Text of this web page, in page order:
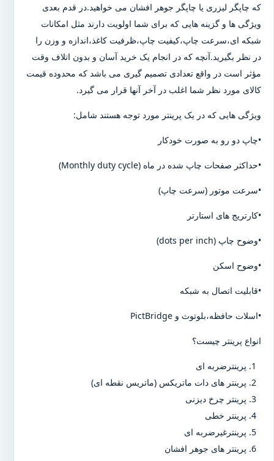
که چاپگر لیزری یا چاپگر جوهر افشان می خواهید.در قدم بعدی
ویژگی ها و گزینه هایی که برای شما اولویت دارند مثل امکانات
شبکه ای،سرعت چاپ،کیفیت چاپ،ظرفیت کاغذ،اندازه و وزن را
در نظر بگیرید.آنچه که در انجام یک خرید آسان و بدون اتلاف وقت
مؤثر است در واقع تعدادی تصمیم گیری می باشد که محدوده قیمت
کالای مورد نظر شما اغلب در آخر آنها قرار می گیرد.
ویژگی هایی که در یک پرینتر مورد توجه هستند شامل:
•چاپ دو رو به صورت خودکار
•حداکثر صفحات چاپ شده در ماه (Monthly duty cycle)
•سرعت موتور (سرعت چاپ)
•کارتریج های استارتر
•وضوح چاپ (dots per inch)
•وضوح اسکن
•قابلیت اتصال به شبکه
•اسلات حافظه،بلوتوث و PictBridge
انواع پرینتر چیست؟
پرینترضربه ای
پرینتر های دات ماتریکس (ماتریس نقطه ای)
پرینتر چرخ دیزنی
پرینتر خطی
پرینترغیرضربه ای
پرینتر های جوهر افشان